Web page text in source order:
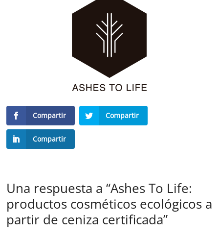
Compartir Compartir
Compartir
Una respuesta a “Ashes To Life:
productos cosméticos ecológicos a
partir de ceniza certificada”